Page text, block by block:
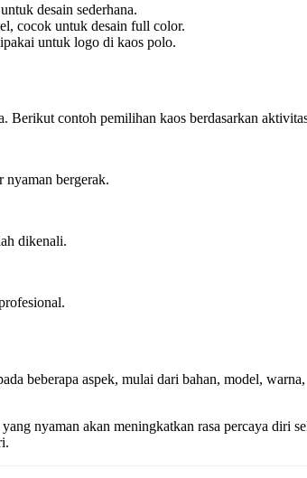
desain sederhana.
cocok untuk desain full color.
untuk logo di kaos polo.
Berikut contoh pemilihan kaos berdasarkan
nyaman bergerak.
dikenali.
beberapa aspek, mulai dari bahan, model,
nyaman akan meningkatkan rasa percaya diri